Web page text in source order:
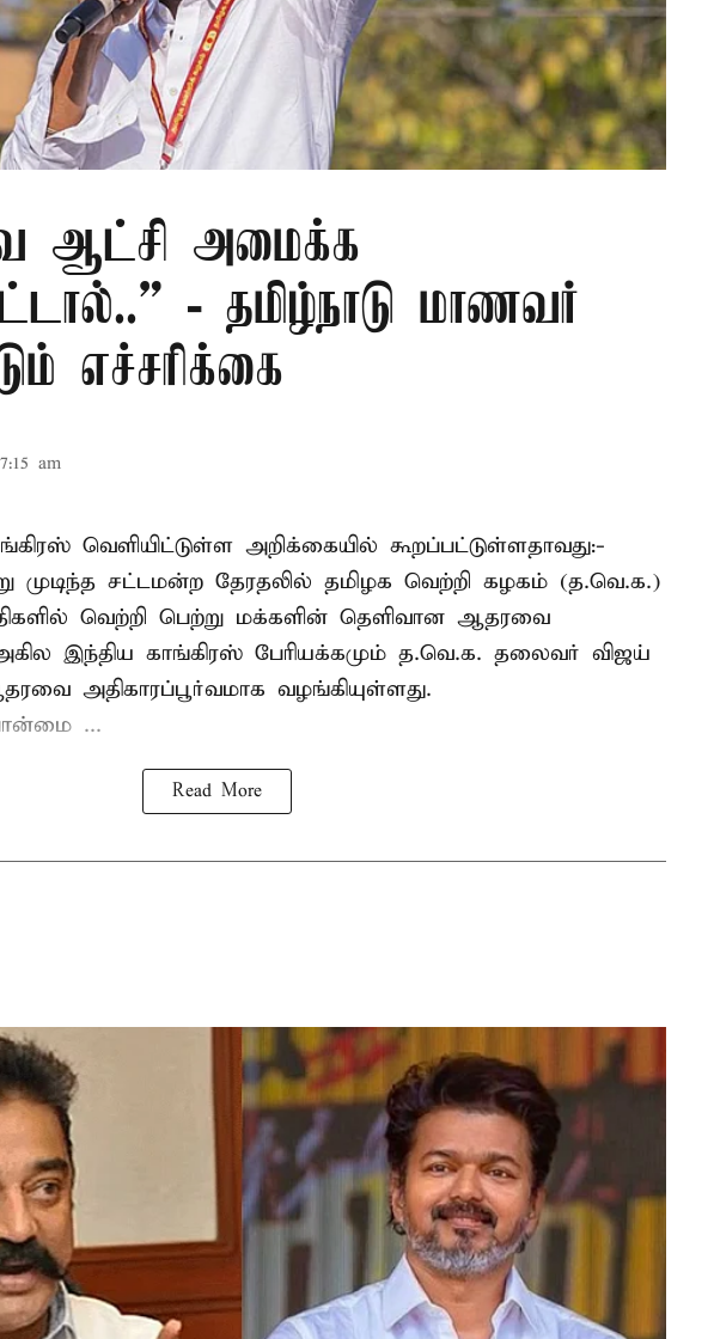
ஆட்சி அமைக்க
- தமிழ்நாடு மாணவர்
எச்சரிக்கை
am
வெளியிட்டுள்ள அறிக்கையில் கூறப்பட்டுள்ளதாவது:-
முடிந்த சட்டமன்ற தேரதலில் தமிழக வெற்றி கழகம் (த.வெ.க.)
வெற்றி பெற்று மக்களின் தெளிவான ஆதரவை
இந்திய காங்கிரஸ் பேரியக்கமும் த.வெ.க. தலைவர் விஜய்
அதிகாரப்பூர்வமாக வழங்கியுள்ளது.
...
Read More